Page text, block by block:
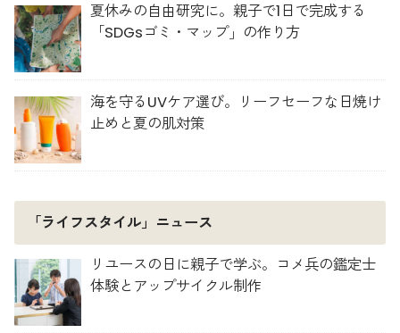
夏休みの自由研究に。親子で1日で完成する
「SDGsゴミ・マップ」の作り方
海を守るUVケア選び。リーフセーフな日焼け
止めと夏の肌対策
「ライフスタイル」ニュース
リユースの日に親子で学ぶ。コメ兵の鑑定士
体験とアップサイクル制作